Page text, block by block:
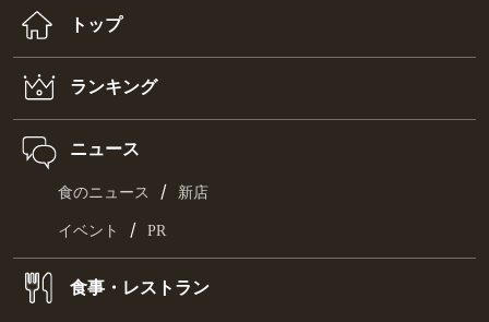
トップ
ランキング
ニュース
食のニュース / 新店
イベント / PR
食事・レストラン